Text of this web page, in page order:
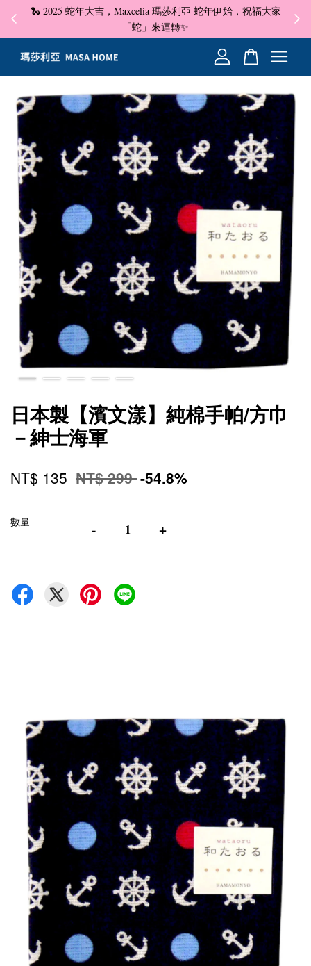
🐍 2025 蛇年大吉，Maxcelia 瑪莎利亞 蛇年伊始，祝福大家
「蛇」來運轉✨
✦
日本製【濱文漾】純棉手帕/方巾
－紳士海軍
NT$ 135 NT$ 299-54.8%
數量 - +
您的購物車目前還是空的。
繼續購物